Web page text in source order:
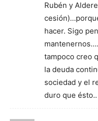
Rubén y
hacer. Sigo
tampoco creo
la deuda
sociedad y el
duro que ésto..